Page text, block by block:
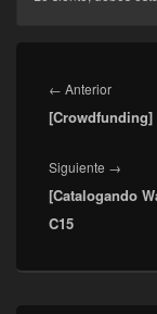
de
entradas
← AnteriorEntrada
[Crowdfunding]
Siguiente →
[Catalogando
C15